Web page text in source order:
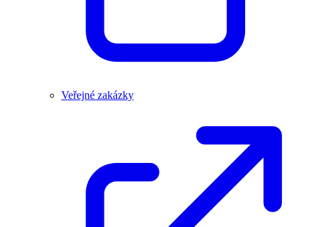
Veřejné zakázky